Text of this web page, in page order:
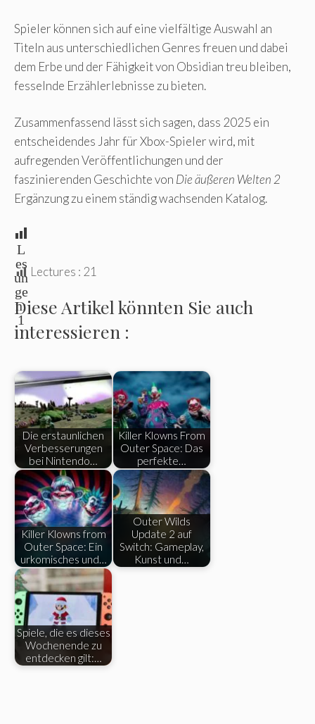
Spieler können sich auf eine vielfältige Auswahl an
Titeln aus unterschiedlichen Genres freuen und dabei
dem Erbe und der Fähigkeit von Obsidian treu bleiben,
fesselnde Erzählerlebnisse zu bieten.
Zusammenfassend lässt sich sagen, dass 2025 ein
entscheidendes Jahr für Xbox-Spieler wird, mit
aufregenden Veröffentlichungen und der
faszinierenden Geschichte von Die äußeren Welten 2
Ergänzung zu einem ständig wachsenden Katalog.
L
es
un
ge
n:
1
Lectures : 21
Diese Artikel könnten Sie auch
interessieren :
Die erstaunlichen
Verbesserungen
bei Nintendo…
Killer Klowns From
Outer Space: Das
perfekte…
Killer Klowns from
Outer Space: Ein
urkomisches und…
Outer Wilds
Update 2 auf
Switch: Gameplay,
Kunst und…
Spiele, die es dieses
Wochenende zu
entdecken gilt:…